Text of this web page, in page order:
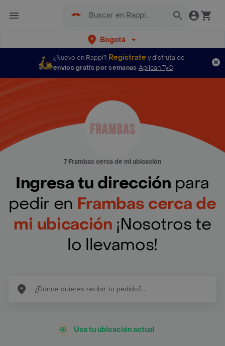
Bogotá
¿Nuevo en Rappi? Regístratey disfruta de
envíos gratis por semanas Aplican TyC
7 Frambas cerca de mi ubicación
Ingresa tu dirección para
pedir en Frambas cerca de
mi ubicación ¡Nosotros te
lo llevamos!
Usa tu ubicación actual